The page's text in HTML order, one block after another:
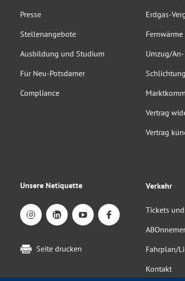
Presse
Stellenangebote
Ausbildung und Studium
Für Neu-Potsdamer
Compliance
Erdgas-
Fernwärme
Umzug/
Vertrag
Vertrag
Verkehr
Tickets
Fahrplan/
Kontakt
Unsere Netiquette
Seite drucken